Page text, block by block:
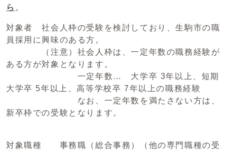
ら 。
対象者 社会人枠の受験を検討しており、生駒市の職
員採用に興味のある方。
（注意）社会人枠は、一定年数の職務経験が
ある方が対象となります。
一定年数… 大学卒 3年以上、短期
大学卒 5年以上、高等学校卒 7年以上の職務経験
なお、一定年数を満たさない方は、
新卒枠での受験となります。
対象職種 事務職（総合事務）（他の専門職種の受